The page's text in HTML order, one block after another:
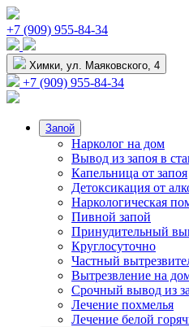
+7 (909) 955-84-34
Химки, ул. Маяковского, 4
+7 (909) 955-84-34
Запой
Нарколог на дом
Вывод из запоя в
Капельница от запоя
Детоксикация от
Наркологическая
Пивной запой
Принудительный
Круглосуточно
Частный
Вытрезвление на
Срочный вывод из
Лечение похмелья
Лечение белой